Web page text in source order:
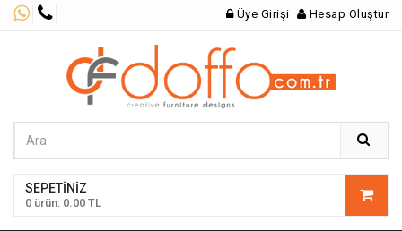
Üye Girişi Hesap Oluştur
SEPETINIZ
0 ürün: 0.00 TL